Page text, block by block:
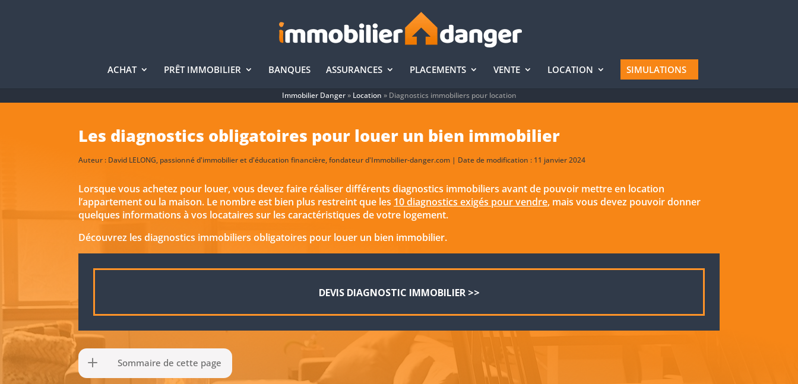
ACHAT PRÊT IMMOBILIER BANQUES ASSURANCES PLACEMENTS VENTE LOCATION SIMULATIONS
Immobilier Danger» Location » Diagnostics immobiliers pour location
Les diagnostics obligatoires pour louer un bien immobilier
Auteur : David LELONG, passionné d'immobilier et d'éducation financière, fondateur d'Immobilier-danger.com | Date de modification : 11 janvier 2024
Lorsque vous achetez pour louer, vous devez faire réaliser différents diagnostics immobiliers avant de pouvoir mettre en location
l’appartement ou la maison. Le nombre est bien plus restreint que les 10 diagnostics exigés pour vendre, mais vous devez pouvoir donner
quelques informations à vos locataires sur les caractéristiques de votre logement.
Découvrez les diagnostics immobiliers obligatoires pour louer un bien immobilier.
DEVIS DIAGNOSTIC IMMOBILIER >>
Sommaire de cette page